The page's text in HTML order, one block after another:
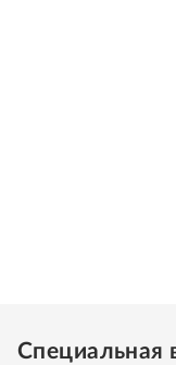
Специальная